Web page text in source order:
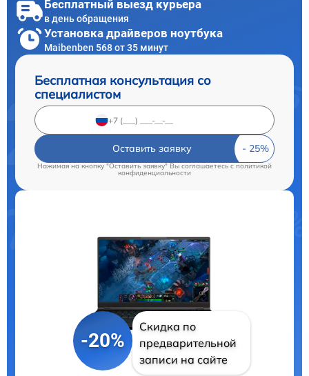
Бесплатный выезд курьера
в день обращения
Установка драйверов ноутбука
Maibenben 568 от 35 минут
Бесплатная консультация со
специалистом
Оставить заявку
Нажимая на кнопку "Оставить заявку" Вы соглашаетесь cполитикой
конфиденциальности
-20%
Скидка по
предварительной
записи на сайте